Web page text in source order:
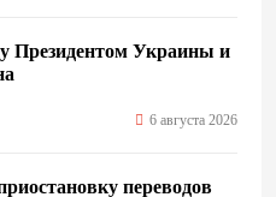
Президентом Украины и
6 августа 2026
переводов